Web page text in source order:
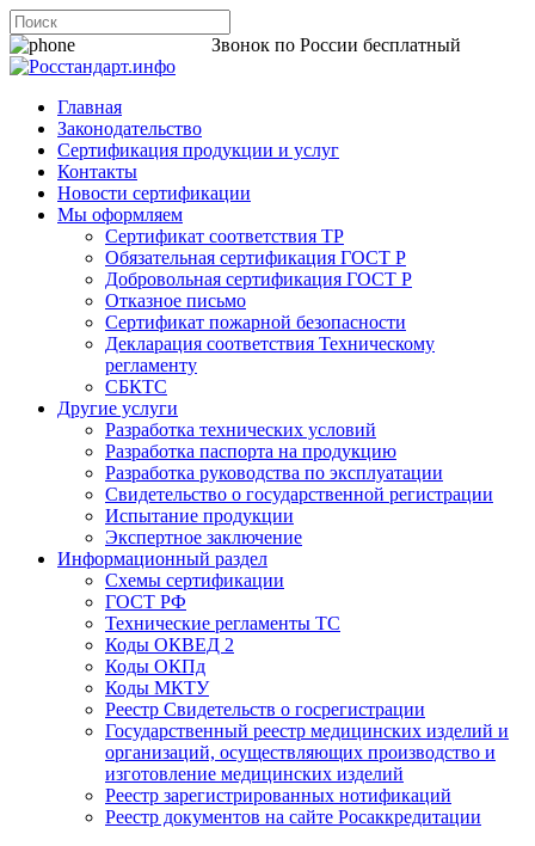
Звонок по России бесплатный
Главная
Законодательство
Сертификация продукции и услуг
Контакты
Новости сертификации
Мы оформляем
Сертификат соответствия ТР
Обязательная сертификация ГОСТ Р
Добровольная сертификация ГОСТ Р
Отказное письмо
Сертификат пожарной безопасности
Декларация соответствия Техническому
регламенту
СБКТС
Другие услуги
Разработка технических условий
Разработка паспорта на продукцию
Разработка руководства по эксплуатации
Свидетельство о государственной регистрации
Испытание продукции
Экспертное заключение
Информационный раздел
Схемы сертификации
ГОСТ РФ
Технические регламенты ТС
Коды ОКВЕД 2
Коды ОКПд
Коды МКТУ
Реестр Свидетельств о госрегистрации
Государственный реестр медицинских изделий и
организаций, осуществляющих производство и
изготовление медицинских изделий
Реестр зарегистрированных нотификаций
Реестр документов на сайте Росаккредитации